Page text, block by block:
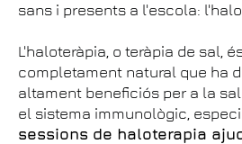
sans i presents a l'escola:
L'haloteràpia, o teràpia de sal,
completament natural que ha
altament beneficiós per a la
el sistema immunològic,
sessions de haloterapia